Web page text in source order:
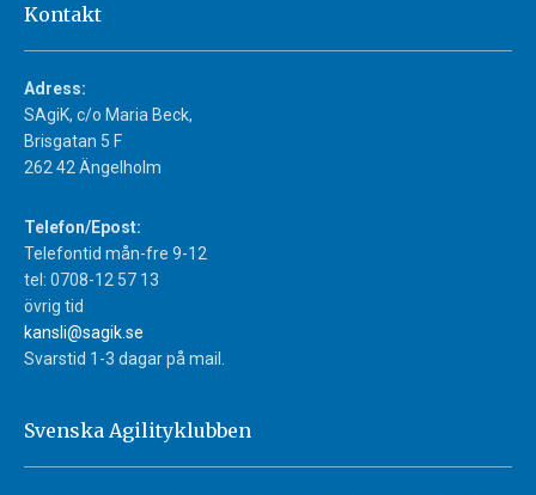
Kontakt
Adress:
SAgiK, c/o Maria Beck,
Brisgatan 5 F
262 42 Ängelholm
Telefon/Epost:
Telefontid mån-fre 9-12
tel: 0708-12 57 13
övrig tid
kansli@sagik.se
Svarstid 1-3 dagar på mail.
Svenska Agilityklubben